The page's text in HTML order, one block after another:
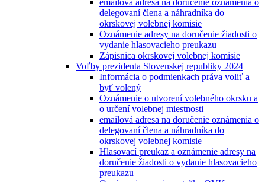
emailová adresa na doručenie oznámenia o
delegovaní člena a náhradníka do
okrskovej volebnej komisie
Oznámenie adresy na doručenie žiadosti o
vydanie hlasovacieho preukazu
Zápisnica okrskovej volebnej komisie
Voľby prezidenta Slovenskej republiky 2024
Informácia o podmienkach práva voliť a
byť volený
Oznámenie o utvorení volebného okrsku a
o určení volebnej miestnosti
emailová adresa na doručenie oznámenia o
delegovaní člena a náhradníka do
okrskovej volebnej komisie
Hlasovací preukaz a oznámenie adresy na
doručenie žiadosti o vydanie hlasovacieho
preukazu